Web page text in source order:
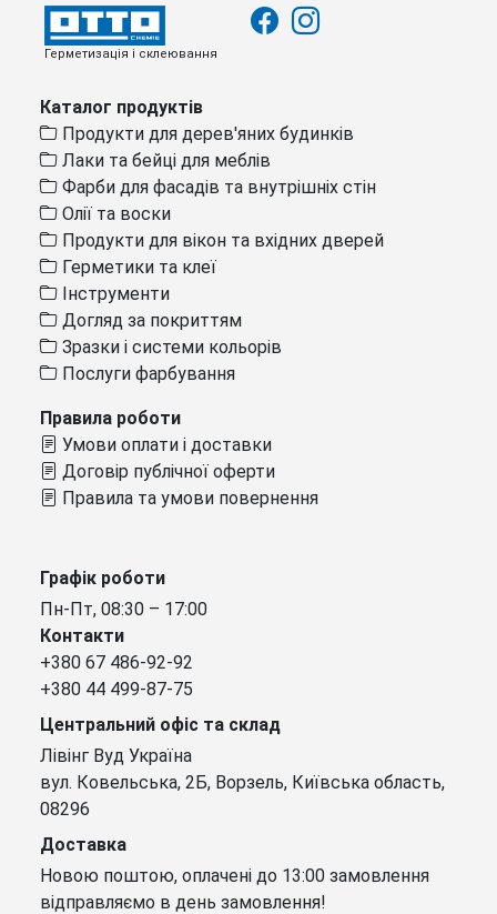
Герметизація і склеювання
Каталог продуктів
Продукти для дерев'яних будинків
Лаки та бейці для меблів
Фарби для фасадів та внутрішніх стін
Олії та воски
Продукти для вікон та вхідних дверей
Герметики та клеї
Інструменти
Догляд за покриттям
Зразки і системи кольорів
Послуги фарбування
Правила роботи
Умови оплати і доставки
Договір публічної оферти
Правила та умови повернення
Графік роботи
Пн-Пт, 08:30 – 17:00
Контакти
+380 67 486-92-92
+380 44 499-87-75
Центральний офіс та склад
Лівінг Вуд Україна
вул. Ковельська, 2Б, Ворзель, Київська область,
08296
Доставка
Новою поштою, оплачені до 13:00 замовлення
відправляємо в день замовлення!